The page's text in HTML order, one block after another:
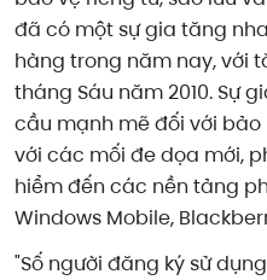
đã có một sự gia tăng
hàng trong năm nay, với
tháng Sáu năm 2010. Sự
cầu mạnh mẽ đối với
với các mối đe dọa mới,
hiểm đến các nền tảng
Windows Mobile,
"Số người đăng ký sử